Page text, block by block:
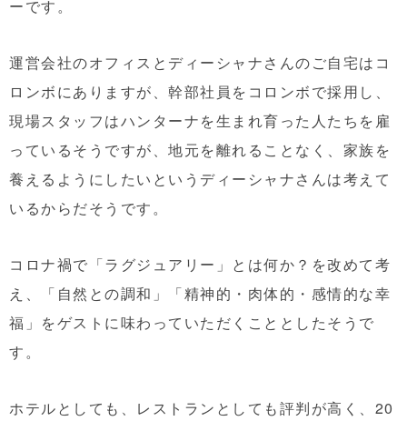
ーです。
運営会社のオフィスとディーシャナさんのご自宅はコ
ロンボにありますが、幹部社員をコロンボで採用し、
現場スタッフはハンターナを生まれ育った人たちを雇
っているそうですが、地元を離れることなく、家族を
養えるようにしたいというディーシャナさんは考えて
いるからだそうです。
コロナ禍で「ラグジュアリー」とは何か？を改めて考
え、「自然との調和」「精神的・肉体的・感情的な幸
福」をゲストに味わっていただくこととしたそうで
す。
ホテルとしても、レストランとしても評判が高く、20